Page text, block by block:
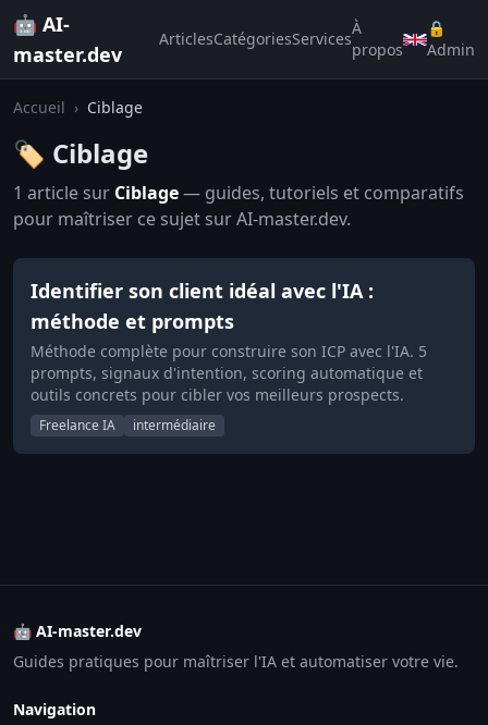
🤖 AI-
master.dev
ArticlesCatégoriesServices
À
propos
🔒
Admin
Accueil › Ciblage
🏷️ Ciblage
1 article sur Ciblage— guides, tutoriels et comparatifs
pour maîtriser ce sujet sur AI-master.dev.
Identifier son client idéal avec l'IA :
méthode et prompts
Méthode complète pour construire son ICP avec l'IA. 5
prompts, signaux d'intention, scoring automatique et
outils concrets pour cibler vos meilleurs prospects.
Freelance IA intermédiaire
🤖 AI-master.dev
Guides pratiques pour maîtriser l'IA et automatiser votre vie.
Navigation